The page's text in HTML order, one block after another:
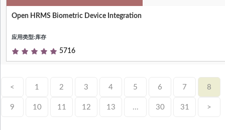
Integrating Biometric Device With HR
Open HRMS Biometric Device Integration
应用类型:库存
5716
< 1 2 3 4 5 6 7 8
9 10 11 12 13 ... 30 31 >